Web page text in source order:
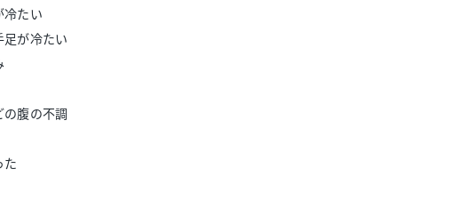
冷たい
が冷たい
腹の不調
た